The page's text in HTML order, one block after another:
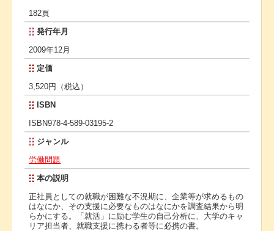
182頁
発行年月
2009年12月
定価
3,520円（税込）
ISBN
ISBN978-4-589-03195-2
ジャンル
労働問題
本の説明
正社員としての就職が困難な不況期に、企業等が求めるもの
はなにか、その支援に必要なものはなにかを調査結果から明
らかにする。「就活」に励む学生の自己分析に、大学のキャ
リア担当者、就職支援に携わる者等に必携の書。